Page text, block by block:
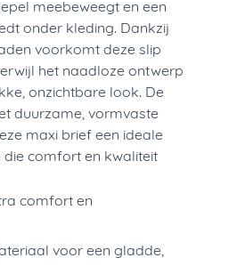
meebeweegt en een
onder kleding. Dankzij
voorkomt deze slip
het naadloze ontwerp
onzichtbare look. De
duurzame, vormvaste
maxi brief een ideale
die comfort en kwaliteit
comfort en
voor een gladde,